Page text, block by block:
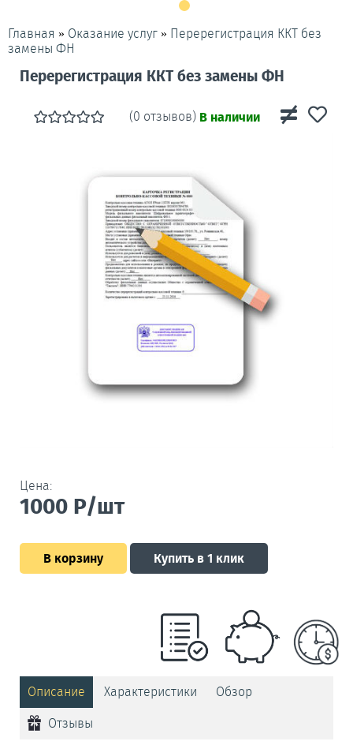
Главная » Оказание услуг » Перерегистрация ККТ без
замены ФН
Перерегистрация ККТ без замены ФН
(0 отзывов) В наличии
Цена:
1000 Р/шт
В корзину Купить в 1 клик
Описание Характеристики Обзор
Отзывы